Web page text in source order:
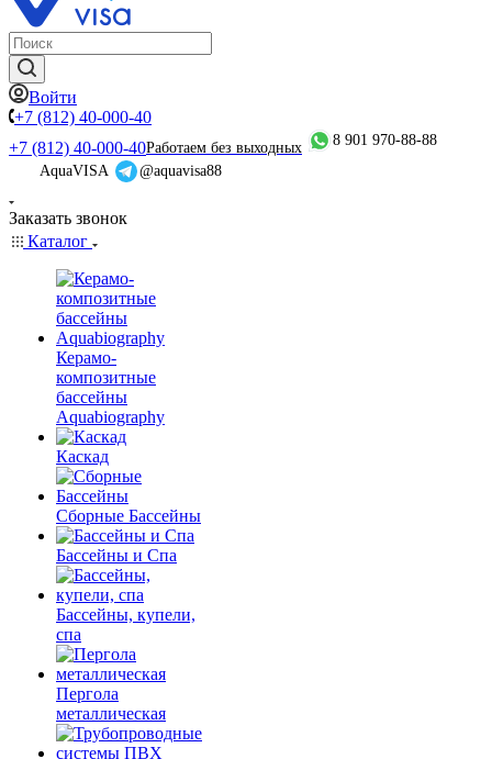
Войти
+7 (812) 40-000-40
+7 (812) 40-000-40Работаем без выходных
8 901 970-88-88
AquaVISA
@aquavisa88
Заказать звонок
Каталог
Керамо-
композитные
бассейны
Aquabiography
Каскад
Сборные Бассейны
Бассейны и Спа
Бассейны, купели,
спа
Пергола
металлическая